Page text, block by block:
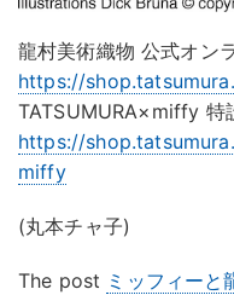
龍村美術織物 公式オン
https://
TATSUMURA×miffy 特
https://
miffy
(丸本チャ子)
The post ミッフィーと